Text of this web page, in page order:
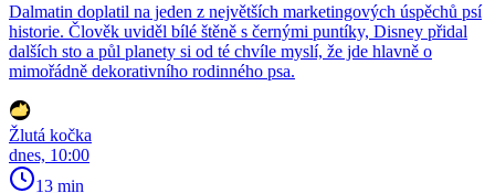
Dalmatin doplatil na jeden z největších marketingových úspěchů psí
historie. Člověk uviděl bílé štěně s černými puntíky, Disney přidal
dalších sto a půl planety si od té chvíle myslí, že jde hlavně o
mimořádně dekorativního rodinného psa.
Žlutá kočka
dnes, 10:00
13 min